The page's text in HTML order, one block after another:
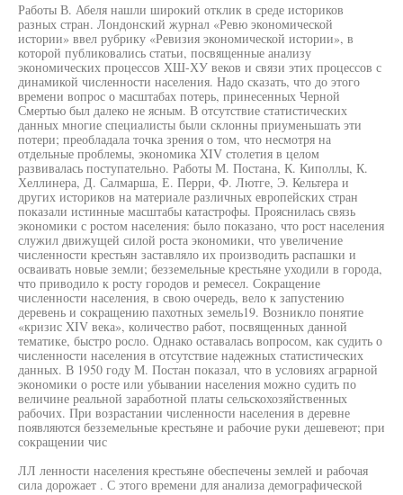
Работы В. Абеля нашли широкий отклик в среде историков
разных стран. Лондонский журнал «Ревю экономической
истории» ввел рубрику «Ревизия экономической истории», в
которой публиковались статьи, посвященные анализу
экономических процессов ХШ-ХУ веков и связи этих процессов с
динамикой численности населения. Надо сказать, что до этого
времени вопрос о масштабах потерь, принесенных Черной
Смертью был далеко не ясным. В отсутствие статистических
данных многие специалисты были склонны приуменьшать эти
потери; преобладала точка зрения о том, что несмотря на
отдельные проблемы, экономика XIV столетия в целом
развивалась поступательно. Работы М. Постана, К. Киполлы, К.
Хеллинера, Д. Салмарша, Е. Перри, Ф. Лютге, Э. Кельтера и
других историков на материале различных европейских стран
показали истинные масштабы катастрофы. Прояснилась связь
экономики с ростом населения: было показано, что рост населения
служил движущей силой роста экономики, что увеличение
численности крестьян заставляло их производить распашки и
осваивать новые земли; безземельные крестьяне уходили в города,
что приводило к росту городов и ремесел. Сокращение
численности населения, в свою очередь, вело к запустению
деревень и сокращению пахотных земель19. Возникло понятие
«кризис XIV века», количество работ, посвященных данной
тематике, быстро росло. Однако оставалась вопросом, как судить о
численности населения в отсутствие надежных статистических
данных. В 1950 году М. Постан показал, что в условиях аграрной
экономики о росте или убывании населения можно судить по
величине реальной заработной платы сельскохозяйственных
рабочих. При возрастании численности населения в деревне
появляются безземельные крестьяне и рабочие руки дешевеют; при
сокращении чис
ЛЛ ленности населения крестьяне обеспечены землей и рабочая
сила дорожает . С этого времени для анализа демографической